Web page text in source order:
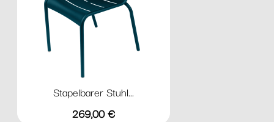
Stapelbarer Stuhl...
Preis
269,00 €